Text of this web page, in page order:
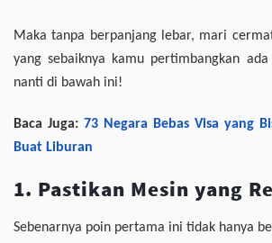
Maka tanpa berpanjang lebar, mari
yang sebaiknya kamu pertimbangkan
nanti di bawah ini!
Baca Juga: 73 Negara Bebas Visa yang
Buat Liburan
1. Pastikan Mesin yang
Sebenarnya poin pertama ini tidak hanya